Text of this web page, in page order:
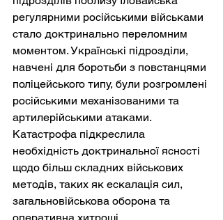
регулярними російськими військами
стало доктринально переломним
моментом. Українські підрозділи,
навчені для боротьби з повстанцями
поліцейського типу, були розгромлені
російськими механізованими та
артилерійськими атаками.
Катастрофа підкреслила
необхідність доктринальної ясності
щодо більш складних військових
методів, таких як ескалація сил,
загальновійськова оборона та